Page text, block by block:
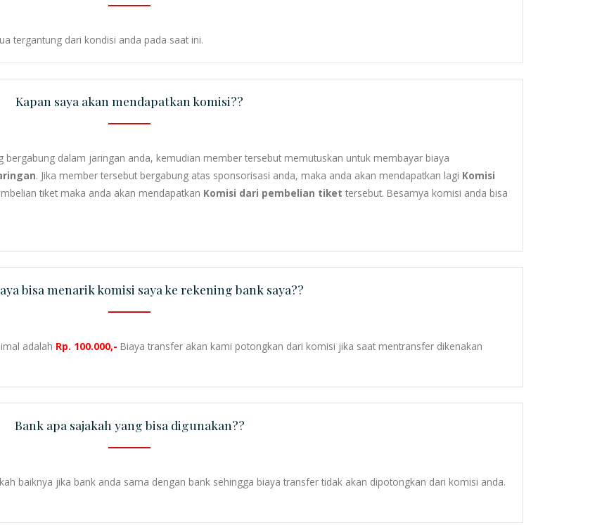
tergantung dari kondisi anda pada saat ini.
Kapan saya akan mendapatkan komisi??
dalam jaringan anda, kemudian member tersebut memutuskan untuk membayar biaya
. Jika member tersebut bergabung atas sponsorisasi anda, maka anda akan mendapatkan lagi Komisi
tiket maka anda akan mendapatkan Komisi dari pembelian tiket tersebut. Besarnya komisi anda bisa
bisa menarik komisi saya ke rekening bank saya??
adalah Rp. 100.000,- Biaya transfer akan kami potongkan dari komisi jika saat mentransfer dikenakan
Bank apa sajakah yang bisa digunakan??
baiknya jika bank anda sama dengan bank sehingga biaya transfer tidak akan dipotongkan dari komisi anda.